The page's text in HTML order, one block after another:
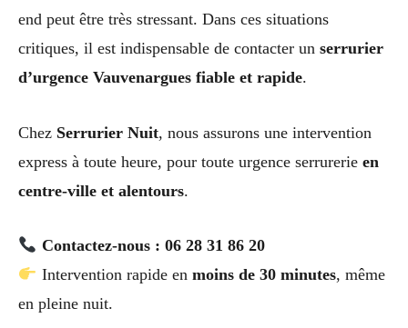
end peut être très stressant. Dans ces situations
critiques, il est indispensable de contacter un serrurier
d’urgence Vauvenargues fiable et rapide.
Chez Serrurier Nuit, nous assurons une intervention
express à toute heure, pour toute urgence serrurerie en
centre-ville et alentours.
Contactez-nous : 06 28 31 86 20
Intervention rapide en moins de 30 minutes, même
en pleine nuit.